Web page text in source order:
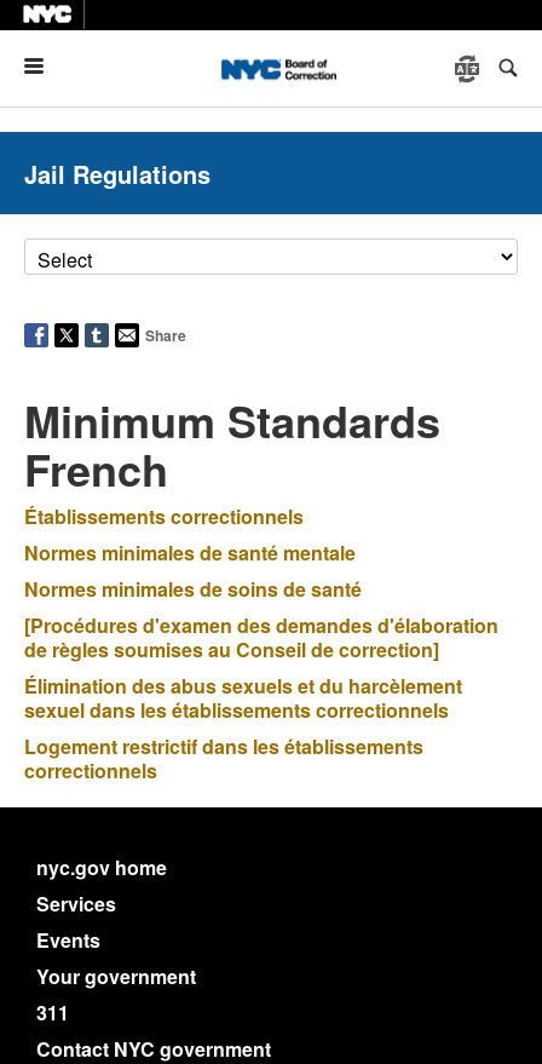
Jail Regulations
Share
Minimum Standards
French
Établissements correctionnels
Normes minimales de santé mentale
Normes minimales de soins de santé
[Procédures d'examen des demandes d'élaboration
de règles soumises au Conseil de correction]
Élimination des abus sexuels et du harcèlement
sexuel dans les établissements correctionnels
Logement restrictif dans les établissements
correctionnels
nyc.gov home
Services
Events
Your government
311
Contact NYC government